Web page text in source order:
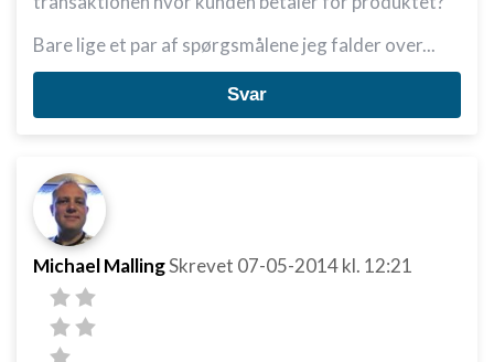
Bare lige et par af spørgsmålene jeg falder over...
Svar
Michael MallingSkrevet 07-05-2014kl. 12:21